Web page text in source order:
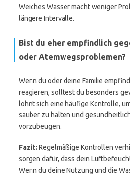
Weiches Wasser macht weniger
längere Intervalle.
Bist du eher empfindlich
oder Atemwegsproblemen?
Wenn du oder deine Familie
reagieren, solltest du besonders
lohnt sich eine häufige Kontrolle,
sauber zu halten und
vorzubeugen.
Fazit: Regelmäßige Kontrollen
sorgen dafür, dass dein
Wenn du deine Nutzung und die